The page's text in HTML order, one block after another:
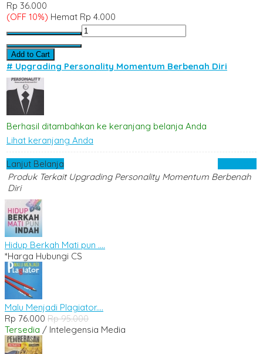
Rp 36.000
(OFF 10%) Hemat Rp 4.000
Add to Cart
# Upgrading Personality Momentum Berbenah Diri
Berhasil ditambahkan ke keranjang belanja Anda
Lihat keranjang Anda
Lanjut Belanja
Produk Terkait Upgrading Personality Momentum Berbenah
Diri
Hidup Berkah Mati pun ....
*Harga Hubungi CS
Malu Menjadi Plagiator....
Rp 76.000 Rp 95.000
Tersedia / Intelegensia Media